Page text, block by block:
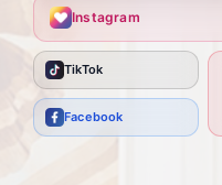
Instagram
TikTok
Facebook